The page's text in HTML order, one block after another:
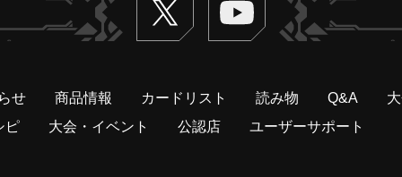
せ 商品情報 カードリスト 読み物 Q&A
ピ
大会・イベント 公認店 ユーザーサポート